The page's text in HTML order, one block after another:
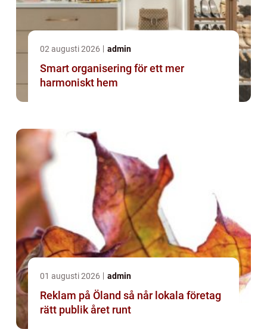
02 augusti 2026 admin
Smart organisering för ett mer
harmoniskt hem
01 augusti 2026 admin
Reklam på Öland så når lokala företag
rätt publik året runt